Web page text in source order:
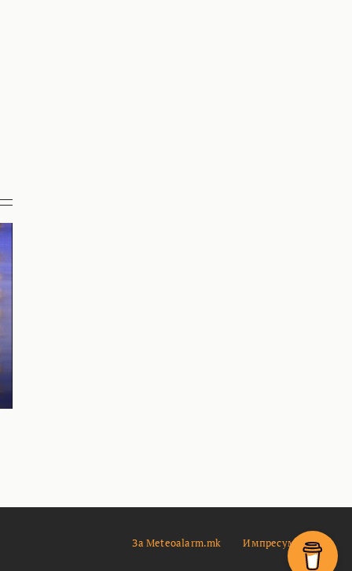
За Meteoalarm.mk Импресум